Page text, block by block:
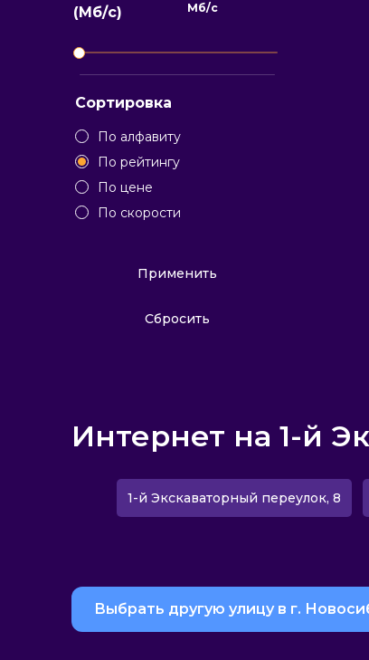
(Мб/с)
Мб/с
Сортировка
По алфавиту
По рейтингу
По цене
По скорости
Применить
Сбросить
Интернет на 1-й
1-й Экскаваторный переулок, 8
Выбрать другую улицу в г.